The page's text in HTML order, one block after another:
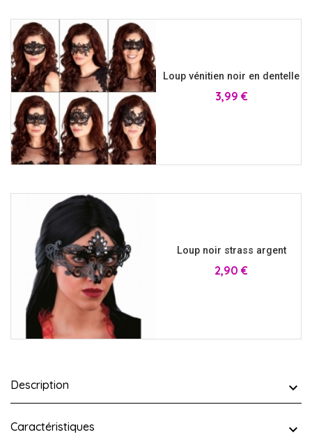
Loup vénitien noir en dentelle
Prix
3,99 €
Loup noir strass argent
Prix
2,90 €
Description
Caractéristiques